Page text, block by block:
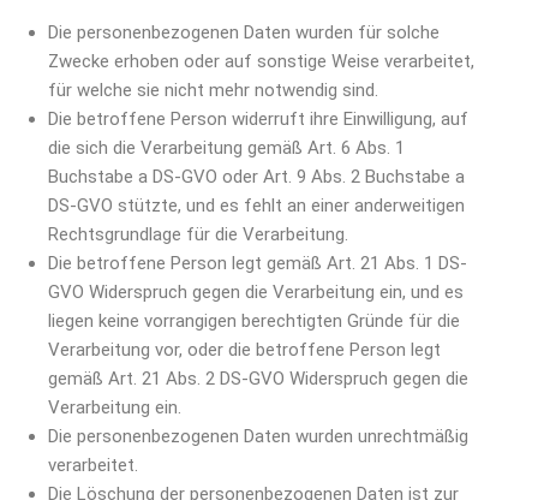
Die personenbezogenen Daten wurden für solche
Zwecke erhoben oder auf sonstige Weise verarbeitet,
für welche sie nicht mehr notwendig sind.
Die betroffene Person widerruft ihre Einwilligung, auf
die sich die Verarbeitung gemäß Art. 6 Abs. 1
Buchstabe a DS-GVO oder Art. 9 Abs. 2 Buchstabe a
DS-GVO stützte, und es fehlt an einer anderweitigen
Rechtsgrundlage für die Verarbeitung.
Die betroffene Person legt gemäß Art. 21 Abs. 1 DS-
GVO Widerspruch gegen die Verarbeitung ein, und es
liegen keine vorrangigen berechtigten Gründe für die
Verarbeitung vor, oder die betroffene Person legt
gemäß Art. 21 Abs. 2 DS-GVO Widerspruch gegen die
Verarbeitung ein.
Die personenbezogenen Daten wurden unrechtmäßig
verarbeitet.
Die Löschung der personenbezogenen Daten ist zur